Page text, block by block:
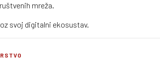
mreža.
svoj digitalni ekosustav.